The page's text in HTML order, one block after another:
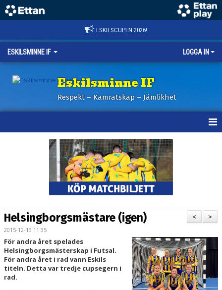
ESKILSCUPEN 2026!
ESKILSMINNE IF LOGGA IN
Eskilsminne IF
Respekt – Kamratskap – Jämlikhet
BILDER ESKILSCUPEN
PARTNERS
KALENDER
LOKALBOKNING
>
<
Helsingborgsmästare (igen)
2015-12-13 11:35
För andra året spelades
Helsingborgsmästerskap i Futsal.
För andra året i rad vann Eskils
titeln. Detta var tredje cupsegern i
rad.